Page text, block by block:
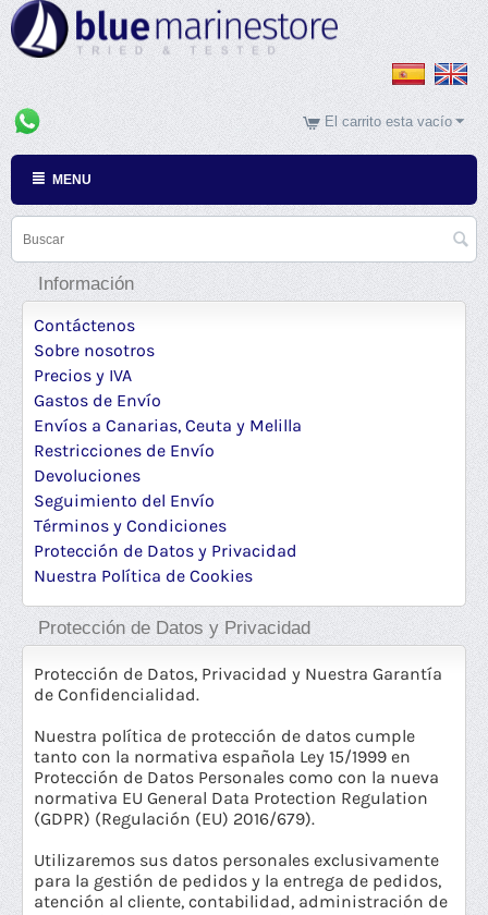
El carrito esta vacío
MENU
Información
Contáctenos
Sobre nosotros
Precios y IVA
Gastos de Envío
Envíos a Canarias, Ceuta y Melilla
Restricciones de Envío
Devoluciones
Seguimiento del Envío
Términos y Condiciones
Protección de Datos y Privacidad
Nuestra Política de Cookies
Protección de Datos y Privacidad
Protección de Datos, Privacidad y Nuestra Garantía
de Confidencialidad.
Nuestra política de protección de datos cumple
tanto con la normativa española Ley 15/1999 en
Protección de Datos Personales como con la nueva
normativa EU General Data Protection Regulation
(GDPR) (Regulación (EU) 2016/679).
Utilizaremos sus datos personales exclusivamente
para la gestión de pedidos y la entrega de pedidos,
atención al cliente, contabilidad, administración de